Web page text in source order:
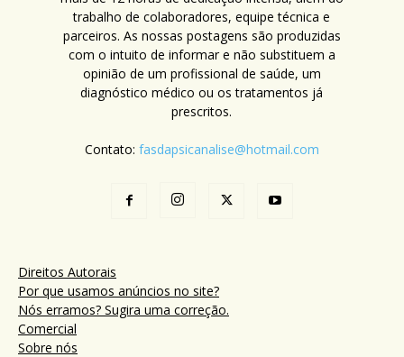
trabalho de colaboradores, equipe técnica e
parceiros. As nossas postagens são produzidas
com o intuito de informar e não substituem a
opinião de um profissional de saúde, um
diagnóstico médico ou os tratamentos já
prescritos.
Contato: fasdapsicanalise@hotmail.com
Direitos Autorais
Por que usamos anúncios no site?
Nós erramos? Sugira uma correção.
Comercial
Sobre nós